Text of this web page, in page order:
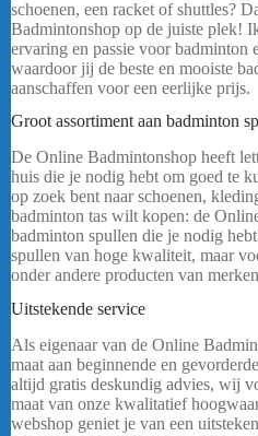
schoenen, een racket of shuttles?
Badmintonshop op de juiste plek!
ervaring en passie voor badminton
waardoor jij de beste en mooiste
aanschaffen voor een eerlijke prijs.
Groot assortiment aan badminton
De Online Badmintonshop heeft
huis die je nodig hebt om goed te
op zoek bent naar schoenen,
badminton tas wilt kopen: de
badminton spullen die je nodig
spullen van hoge kwaliteit, maar
onder andere producten van
Uitstekende service
Als eigenaar van de Online
maat aan beginnende en
altijd gratis deskundig advies, wij
maat van onze kwalitatief
webshop geniet je van een